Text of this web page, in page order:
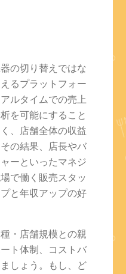
の切り替えではな
るプラットフォー
ルタイムでの売上
を可能にすること
、店舗全体の収益
の結果、店長やバ
ーといったマネジ
で働く販売スタッ
と年収アップの好
・店舗規模との親
ト体制、コストバ
しょう。もし、ど